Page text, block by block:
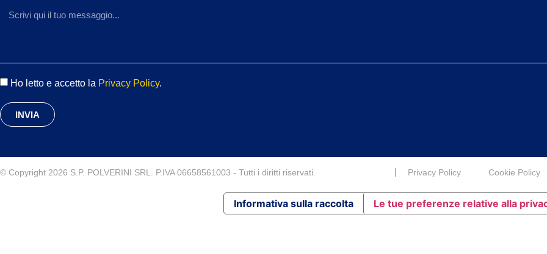
Ho letto e accetto la Privacy Policy.
INVIA
© Copyright 2026 S.P. POLVERINI SRL. P.IVA 06658561003 - Tutti i diritti riservati. Privacy Policy Cookie Policy
Informativa sulla raccolta Le tue preferenze relative alla